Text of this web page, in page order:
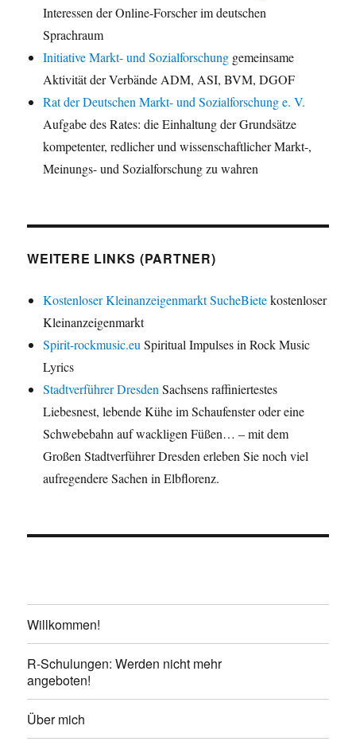
Interessen der Online-Forscher im deutschen
Sprachraum
Initiative Markt- und Sozialforschung gemeinsame
Aktivität der Verbände ADM, ASI, BVM, DGOF
Rat der Deutschen Markt- und Sozialforschung e. V.
Aufgabe des Rates: die Einhaltung der Grundsätze
kompetenter, redlicher und wissenschaftlicher Markt-,
Meinungs- und Sozialforschung zu wahren
WEITERE LINKS (PARTNER)
Kostenloser Kleinanzeigenmarkt SucheBietekostenloser
Kleinanzeigenmarkt
Spirit-rockmusic.euSpiritual Impulses in Rock Music
Lyrics
Stadtverführer DresdenSachsens raffiniertestes
Liebesnest, lebende Kühe im Schaufenster oder eine
Schwebebahn auf wackligen Füßen… – mit dem
Großen Stadtverführer Dresden erleben Sie noch viel
aufregendere Sachen in Elbflorenz.
Willkommen!
R-Schulungen: Werden nicht mehr
angeboten!
Über mich